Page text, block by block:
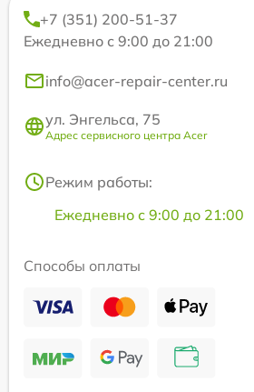
+7 (351) 200-51-37
Ежедневно с 9:00 до 21:00
info@acer-repair-center.ru
ул. Энгельса, 75
Адрес сервисного центра Acer
Режим работы:
Ежедневно с 9:00 до 21:00
Способы оплаты